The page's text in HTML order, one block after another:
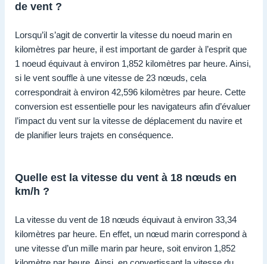
de vent ?
Lorsqu’il s’agit de convertir la vitesse du noeud marin en
kilomètres par heure, il est important de garder à l’esprit que
1 noeud équivaut à environ 1,852 kilomètres par heure. Ainsi,
si le vent souffle à une vitesse de 23 nœuds, cela
correspondrait à environ 42,596 kilomètres par heure. Cette
conversion est essentielle pour les navigateurs afin d’évaluer
l’impact du vent sur la vitesse de déplacement du navire et
de planifier leurs trajets en conséquence.
Quelle est la vitesse du vent à 18 nœuds en
km/h ?
La vitesse du vent de 18 nœuds équivaut à environ 33,34
kilomètres par heure. En effet, un nœud marin correspond à
une vitesse d’un mille marin par heure, soit environ 1,852